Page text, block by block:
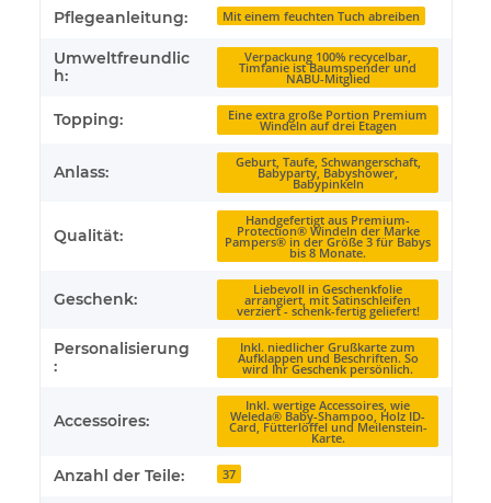
Pflegeanleitung: Mit einem feuchten Tuch abreiben
Umweltfreundlic
h:
Verpackung 100% recycelbar,
Timfanie ist Baumspender und
NABU-Mitglied
Topping: Eine extra große Portion Premium
Windeln auf drei Etagen
Anlass:
Geburt, Taufe, Schwangerschaft,
Babyparty, Babyshower,
Babypinkeln
Qualität:
Handgefertigt aus Premium-
Protection® Windeln der Marke
Pampers® in der Größe 3 für Babys
bis 8 Monate.
Geschenk:
Liebevoll in Geschenkfolie
arrangiert, mit Satinschleifen
verziert - schenk-fertig geliefert!
Personalisierung
:
Inkl. niedlicher Grußkarte zum
Aufklappen und Beschriften. So
wird Ihr Geschenk persönlich.
Accessoires:
Inkl. wertige Accessoires, wie
Weleda® Baby-Shampoo, Holz ID-
Card, Fütterlöffel und Meilenstein-
Karte.
Anzahl der Teile: 37